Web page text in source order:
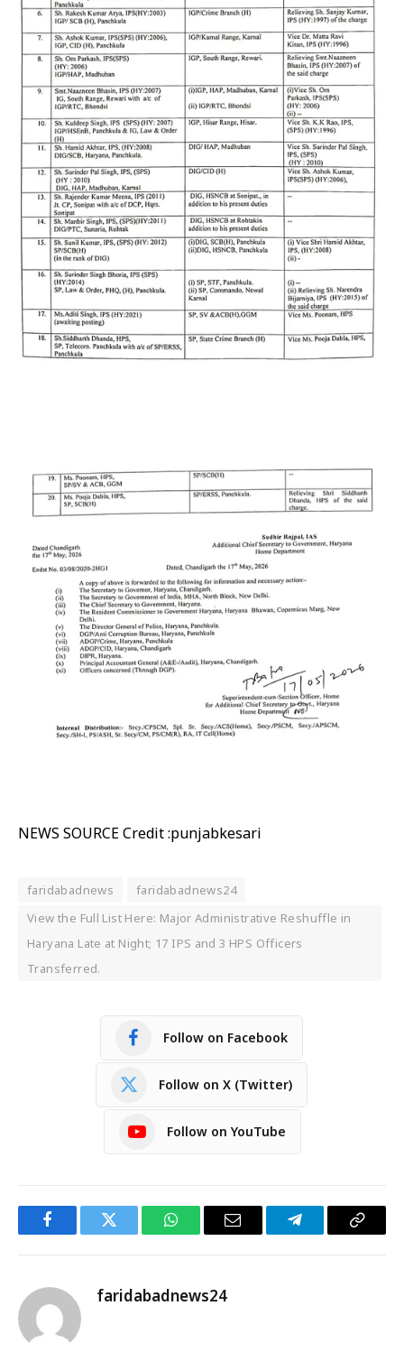
NEWS SOURCE Credit :punjabkesari
faridabadnews
faridabadnews24
View the Full List Here: Major Administrative Reshuffle in
Haryana Late at Night; 17 IPS and 3 HPS Officers
Transferred.
Follow on Facebook
Follow on X (Twitter)
Follow on YouTube
FacebookTwitter WhatsAppEmail TelegramCopy
faridabadnews24